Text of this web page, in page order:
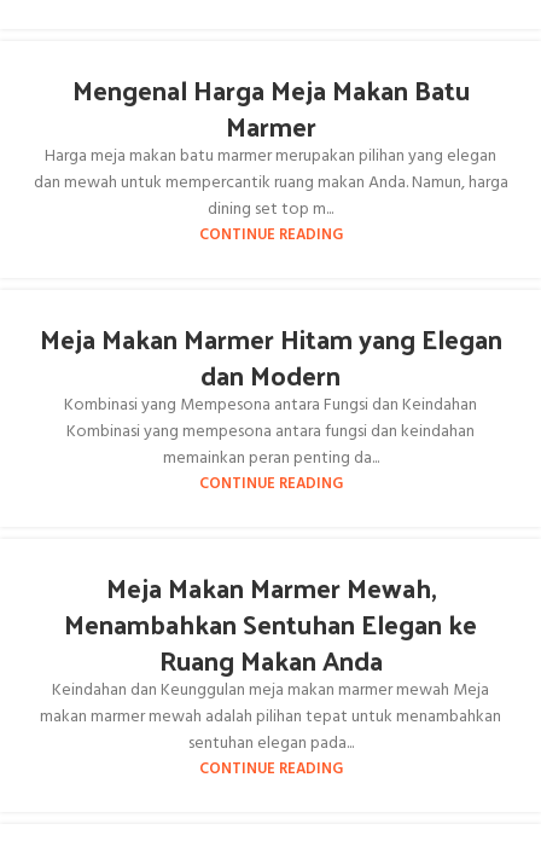
Mengenal Harga Meja Makan Batu
Marmer
Harga meja makan batu marmer merupakan pilihan yang elegan
dan mewah untuk mempercantik ruang makan Anda. Namun, harga
dining set top m...
CONTINUE READING
Meja Makan Marmer Hitam yang Elegan
dan Modern
Kombinasi yang Mempesona antara Fungsi dan Keindahan
Kombinasi yang mempesona antara fungsi dan keindahan
memainkan peran penting da...
CONTINUE READING
Meja Makan Marmer Mewah,
Menambahkan Sentuhan Elegan ke
Ruang Makan Anda
Keindahan dan Keunggulan meja makan marmer mewah Meja
makan marmer mewah adalah pilihan tepat untuk menambahkan
sentuhan elegan pada...
CONTINUE READING